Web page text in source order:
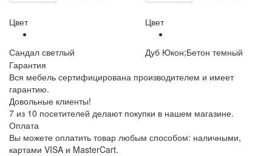
Цвет
Сандал светлый
Цвет
Дуб Юкон;Бетон темный
Гарантия
Вся мебель сертифицирована производителем и имеет
гарантию.
Довольные клиенты!
7 из 10 посетителей делают покупки в нашем магазине.
Оплата
Вы можете оплатить товар любым способом: наличными,
картами VISA и MasterCart.